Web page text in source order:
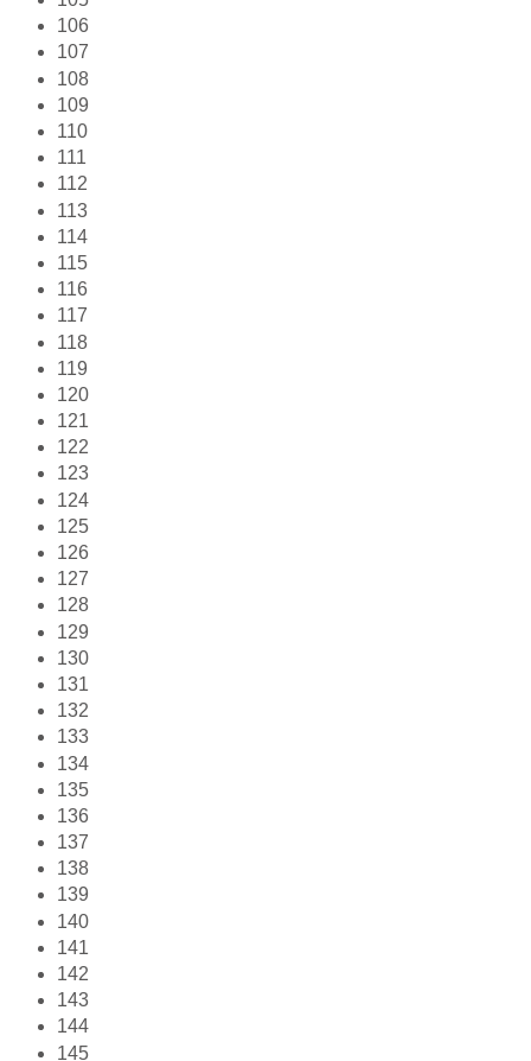
106
107
108
109
110
111
112
113
114
115
116
117
118
119
120
121
122
123
124
125
126
127
128
129
130
131
132
133
134
135
136
137
138
139
140
141
142
143
144
145